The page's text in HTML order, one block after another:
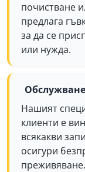
почистване
предлага
за да се
или нужда.
Нашият
клиенти е
всякакви
осигури
преживяване.